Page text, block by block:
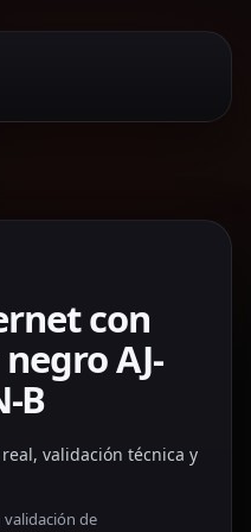
con
AJ-
B
validación técnica y
validación de